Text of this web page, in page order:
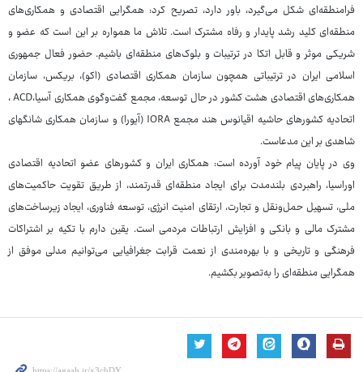
فرامنطقه‌ای شکل می‌گیرد، باور دارد، تصریح کرد: همگرایی اقتصادی و همکاری‌های
منطقه‌ای کلید رشد پایدار و رفاه مشترک است. تلاش ما همواره بر این است که عضو و
شریکی موثر و قابل اتکا در ترتیبات و بلوک‌های منطقه‌ای باشیم. حضور فعال جمهوری
اسلامی ایران در ترتیباتی همچون سازمان همکاری اقتصادی (اکو)، بریکس، سازمان
همکاری‌های اقتصادی هشت کشور در حال توسعه، مجمع گفت‌وگوی همکاری آسیا،ACD ،
اتحادیه کشورهای حاشیه اقیانوس هند مجمع IORA (آیورا) و سازمان همکاری شانگهای
شاهدی بر این مدعاست.
وی در پایان پیام خود آورده است: همکاری ایران و کشورهای عضو اتحادیه اقتصادی
اوراسیا، راهبردی بلندمدت برای ایجاد منطقه‌ای قدرتمند، از طریق تقویت حاکمیت‌های
ملی، تسهیل حمل‌ونقل و تجارت، ارتقای امنیت انرژی، توسعه فناوری، ایجاد زیرساخت‌های
مشترک مالی و بانکی و افزایش ارتباطات مردمی است. یقین دارم با تکیه بر اشتراکات
فرهنگی و تاریخی و با بهره‌مندی از نعمت قرابت جغرافیایی می‌توانیم مدلی موفق از
همگرایی منطقه‌ای را به‌تصویر بکشیم.